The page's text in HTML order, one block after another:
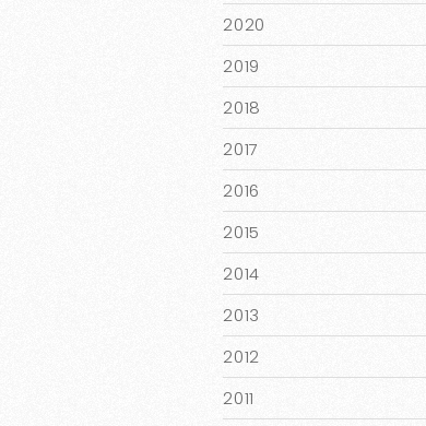
2020
2019
2018
2017
2016
2015
2014
2013
2012
2011